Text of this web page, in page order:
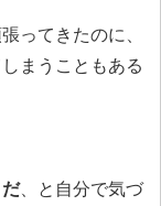
ってきたのに、
まうこともある
、と自分で気づ